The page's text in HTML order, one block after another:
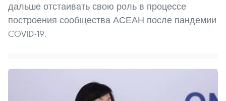
дальше отстаивать свою роль в процессе
построения сообщества АСЕАН после пандемии
COVID-19.